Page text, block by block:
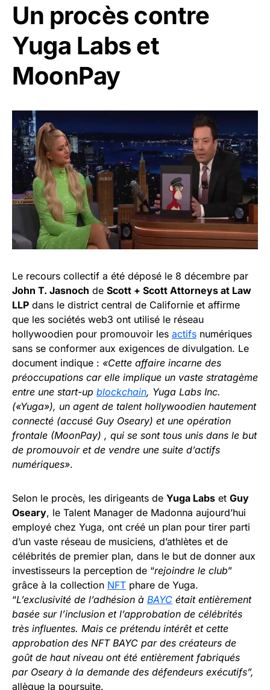
Un procès contre
Yuga Labs et
MoonPay
Le recours collectif a été déposé le 8 décembre par
John T. Jasnoch de Scott + Scott Attorneys at Law
LLP dans le district central de Californie et affirme
que les sociétés web3 ont utilisé le réseau
hollywoodien pour promouvoir les actifs numériques
sans se conformer aux exigences de divulgation. Le
document indique : «Cette affaire incarne des
préoccupations car elle implique un vaste stratagème
entre une start-up blockchain, Yuga Labs Inc.
(«Yuga»), un agent de talent hollywoodien hautement
connecté (accusé Guy Oseary) et une opération
frontale (MoonPay) , qui se sont tous unis dans le but
de promouvoir et de vendre une suite d’actifs
numériques».
Selon le procès, les dirigeants de Yuga Labs et Guy
Oseary, le Talent Manager de Madonna aujourd’hui
employé chez Yuga, ont créé un plan pour tirer parti
d’un vaste réseau de musiciens, d’athlètes et de
célébrités de premier plan, dans le but de donner aux
investisseurs la perception de “rejoindre le club”
grâce à la collection NFT phare de Yuga.
“L’exclusivité de l’adhésion à BAYC était entièrement
basée sur l’inclusion et l’approbation de célébrités
très influentes. Mais ce prétendu intérêt et cette
approbation des NFT BAYC par des créateurs de
goût de haut niveau ont été entièrement fabriqués
par Oseary à la demande des défendeurs exécutifs”,
allègue la poursuite.